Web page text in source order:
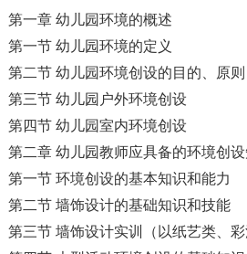
第一章 幼儿园环境的概述
第一节 幼儿园环境的定义
第二节 幼儿园环境创设的目的、原则
第三节 幼儿园户外环境创设
第四节 幼儿园室内环境创设
第二章 幼儿园教师应具备的环境创
第一节 环境创设的基本知识和能力
第二节 墙饰设计的基础知识和技能
第三节 墙饰设计实训（以纸艺类、彩